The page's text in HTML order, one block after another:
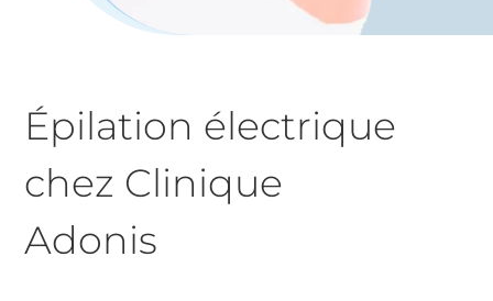
Épilation électrique
chez Clinique
Adonis